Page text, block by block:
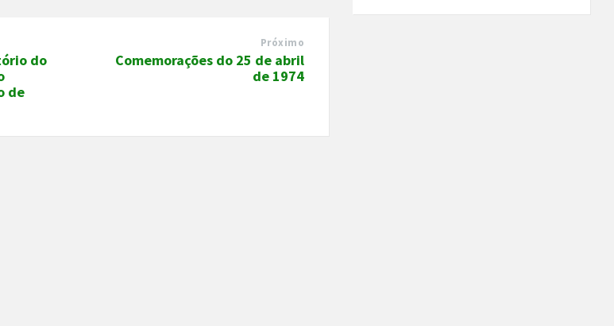
do
de
Próximo
Comemorações do 25 de abril
de 1974